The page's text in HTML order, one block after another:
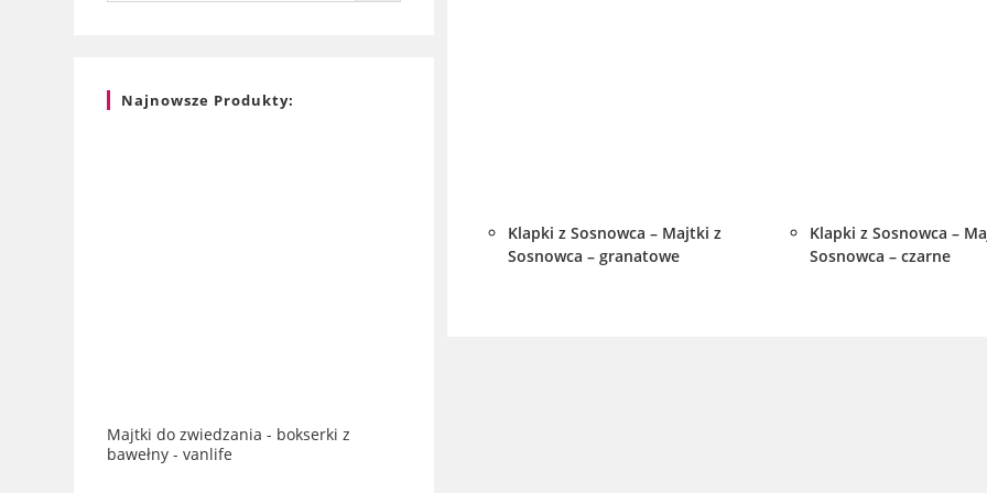
Klapki z Sosnowca – Majtki z
Sosnowca – granatowe
Klapki z Sosnowca –
Sosnowca – czarne
Najnowsze Produkty:
Majtki do zwiedzania - bokserki z
bawełny - vanlife